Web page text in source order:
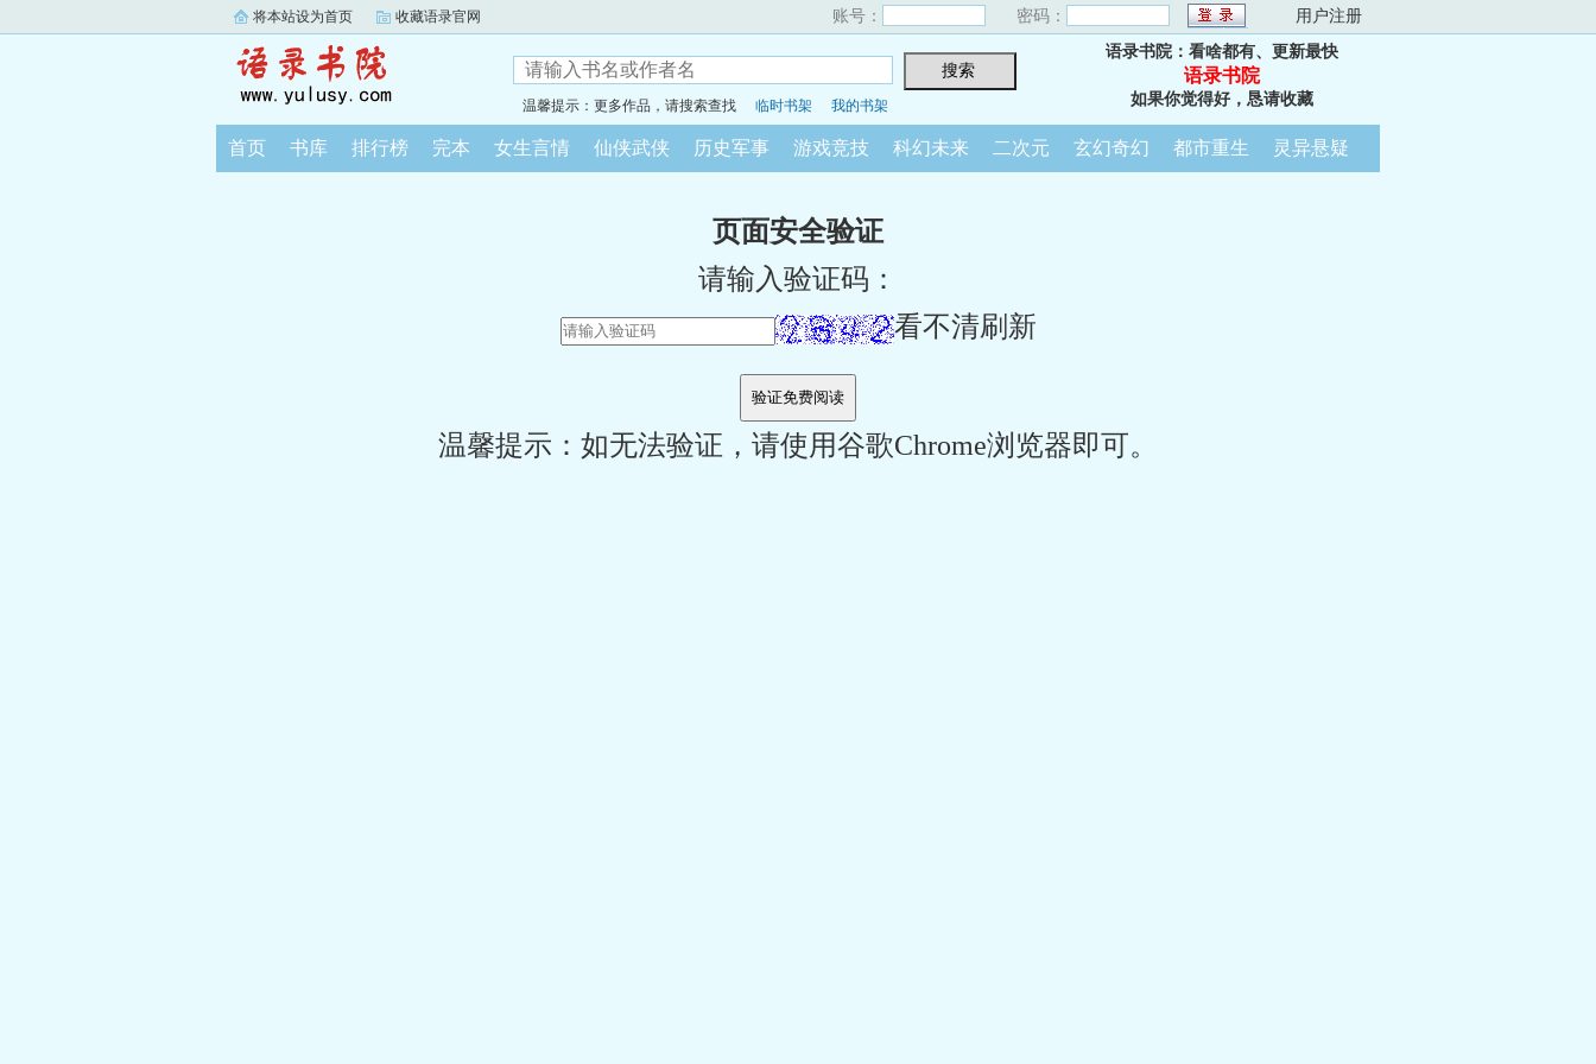
将本站设为首页 收藏语录官网 账号： 密码： 用户注册
温馨提示：更多作品，请搜索查找 临时书架 我的书架
语录书院：看啥都有、更新最快
语录书院
如果你觉得好，恳请收藏
首页 书库 排行榜 完本 女生言情 仙侠武侠 历史军事 游戏竞技 科幻未来 二次元 玄幻奇幻 都市重生 灵异悬疑
页面安全验证
请输入验证码：
看不清刷新
温馨提示：如无法验证，请使用谷歌Chrome浏览器即可。